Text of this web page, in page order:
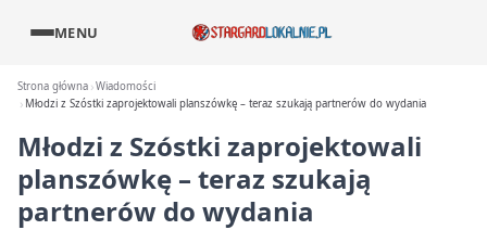
MENU
Strona główna Wiadomości
Młodzi z Szóstki zaprojektowali planszówkę – teraz szukają partnerów do wydania
Młodzi z Szóstki zaprojektowali
planszówkę – teraz szukają
partnerów do wydania